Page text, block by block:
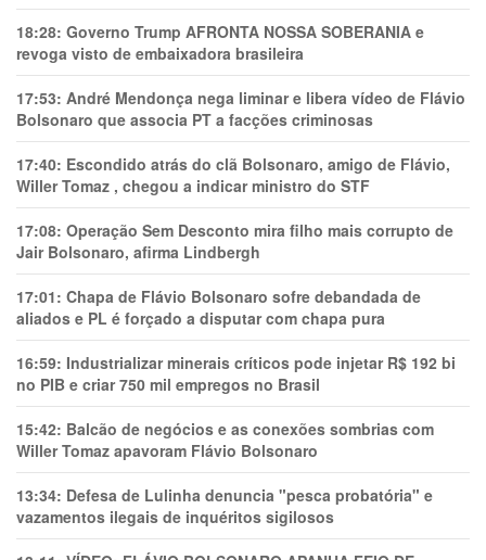
18:28: Governo Trump AFRONTA NOSSA SOBERANIA e
revoga visto de embaixadora brasileira
17:53: André Mendonça nega liminar e libera vídeo de Flávio
Bolsonaro que associa PT a facções criminosas
17:40: Escondido atrás do clã Bolsonaro, amigo de Flávio,
Willer Tomaz , chegou a indicar ministro do STF
17:08: Operação Sem Desconto mira filho mais corrupto de
Jair Bolsonaro, afirma Lindbergh
17:01: Chapa de Flávio Bolsonaro sofre debandada de
aliados e PL é forçado a disputar com chapa pura
16:59: Industrializar minerais críticos pode injetar R$ 192 bi
no PIB e criar 750 mil empregos no Brasil
15:42: Balcão de negócios e as conexões sombrias com
Willer Tomaz apavoram Flávio Bolsonaro
13:34: Defesa de Lulinha denuncia "pesca probatória" e
vazamentos ilegais de inquéritos sigilosos